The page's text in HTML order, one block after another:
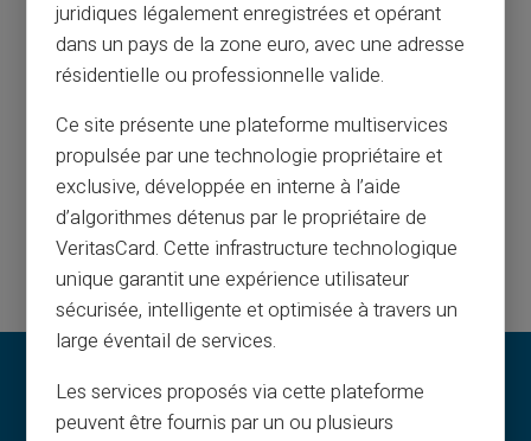
Asiakaspalvelu englanniksi palveluksessasi lipulla
puhelimitse maanantaista lauantaihin klo 9h - 18h30
Ota meihin yhteyttä
juridiques légalement enregistrées et opérant
dans un pays de la zone euro, avec une adresse
résidentielle ou professionnelle valide.
Ce site présente une plateforme multiservices
propulsée par une technologie propriétaire et
exclusive, développée en interne à l’aide
d’algorithmes détenus par le propriétaire de
VeritasCard. Cette infrastructure technologique
unique garantit une expérience utilisateur
sécurisée, intelligente et optimisée à travers un
large éventail de services.
Les services proposés via cette plateforme
peuvent être fournis par un ou plusieurs